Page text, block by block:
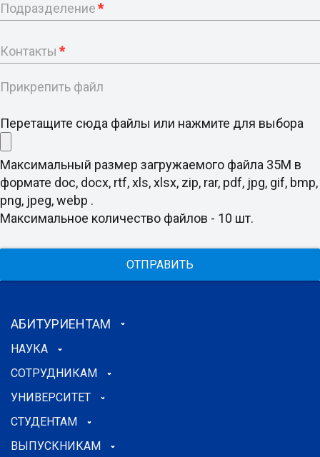
Подразделение*
Контакты *
Прикрепить файл
Перетащите сюда файлы или нажмите для выбора
Максимальный размер загружаемого файла 35M в
формате doc, docx, rtf, xls, xlsx, zip, rar, pdf, jpg, gif, bmp,
png, jpeg, webp .
Максимальное количество файлов - 10 шт.
ОТПРАВИТЬ
АБИТУРИЕНТАМ
НАУКА
СОТРУДНИКАМ
УНИВЕРСИТЕТ
СТУДЕНТАМ
ВЫПУСКНИКАМ